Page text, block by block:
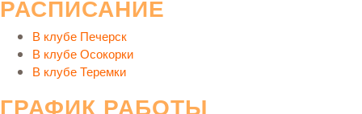
РАСПИСАНИЕ
В клубе Печерск
В клубе Осокорки
В клубе Теремки
ГРАФИК РАБОТЫ